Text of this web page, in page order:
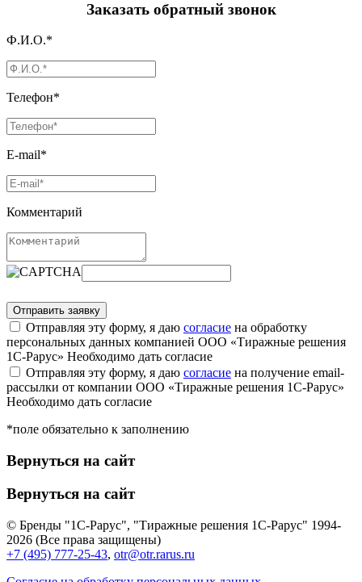
Заказать обратный звонок
Ф.И.О.*
Телефон*
E-mail*
Комментарий
Отправляя эту форму, я даю согласие на обработку
персональных данных компанией ООО «Тиражные решения
1С-Рарус» Необходимо дать согласие
Отправляя эту форму, я даю согласие на получение email-
рассылки от компании ООО «Тиражные решения 1С-Рарус»
Необходимо дать согласие
*поле обязательно к заполнению
Вернуться на сайт
Вернуться на сайт
© Бренды "1С-Рарус", "Тиражные решения 1С-Рарус" 1994-
2026 (Все права защищены)
+7 (495) 777-25-43, otr@otr.rarus.ru